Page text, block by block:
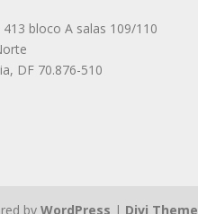
413 bloco A salas 109/110
, DF 70.876-510
byWordPress | Divi Theme